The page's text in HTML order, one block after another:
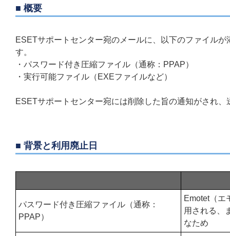
■ 概要
ESETサポートセンター宛のメールに、以下のファイル
す。
・パスワード付き圧縮ファイル（通称：PPAP）
・実行可能ファイル（EXEファイルなど）
ESETサポートセンター宛には削除した旨の通知がされ
■ 背景と利用廃止日
パスワード付き圧縮ファイル（通称：
PPAP）
Emotet（エ
用される、
なため